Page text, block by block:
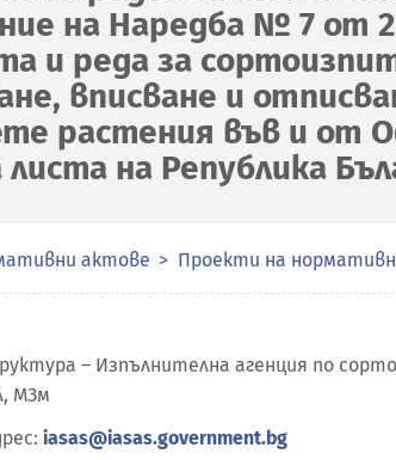
на Наредба № 7 от
и реда за
вписване и
растения във и от
на Република
актове Проекти на
– Изпълнителна агенция по
МЗм
iasas@iasas.government.bg